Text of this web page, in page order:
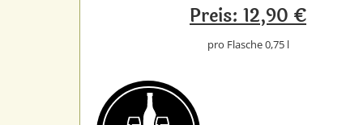
Preis: 12,90 €
pro Flasche 0,75 l